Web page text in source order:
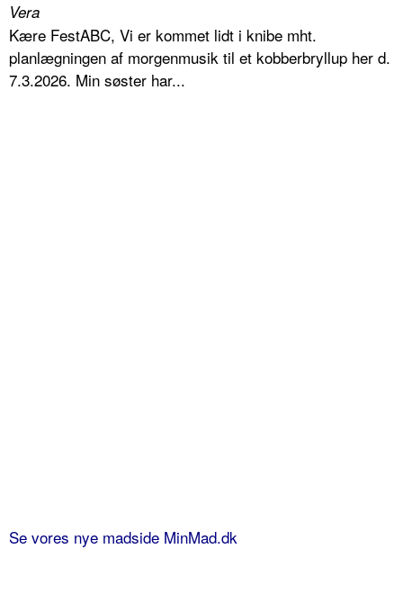
Vera
Kære FestABC, Vi er kommet lidt i knibe mht.
planlægningen af morgenmusik til et kobberbryllup her d.
7.3.2026. Min søster har...
Se vores nye madside MinMad.dk